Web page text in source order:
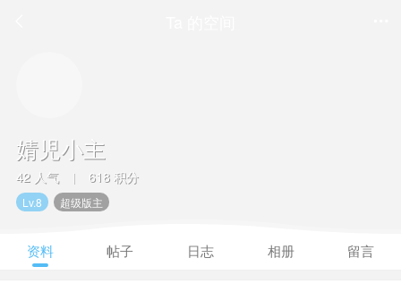
婧児小主
42 人气 | 618 积分
Lv.8 超级版主
资料 帖子 日志 相册 留言